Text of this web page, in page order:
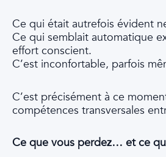
Ce qui était autrefois évident
Ce qui semblait automatique
effort conscient.
C’est inconfortable, parfois
C’est précisément à ce
compétences transversales
Ce que vous perdez… et ce